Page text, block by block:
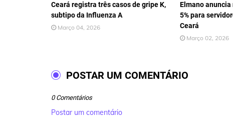
Ceará registra três casos de gripe K,
subtipo da Influenza A
Março 04, 2026
Elmano
5% para
Ceará
Março 02, 2026
POSTAR UM COMENTÁRIO
0 Comentários
Postar um comentário